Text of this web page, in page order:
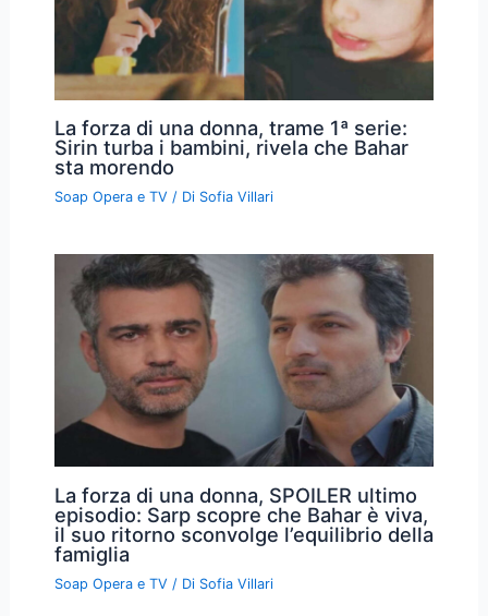
La forza di una donna, trame 1ª serie:
Sirin turba i bambini, rivela che Bahar
sta morendo
Soap Opera e TV / Di Sofia Villari
La forza di una donna, SPOILER ultimo
episodio: Sarp scopre che Bahar è viva,
il suo ritorno sconvolge l’equilibrio della
famiglia
Soap Opera e TV / Di Sofia Villari